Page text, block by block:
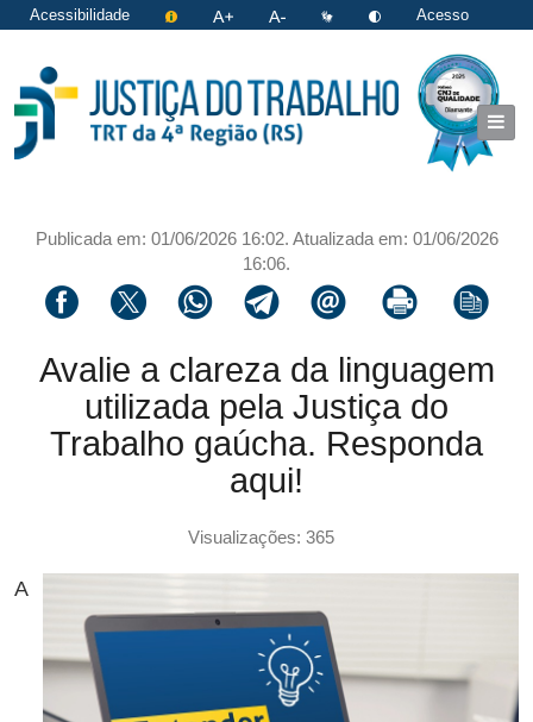
Acessibilidade
Acesso
Publicada em: 01/06/2026 16:02. Atualizada em: 01/06/2026
16:06.
Compartilhar via facebook
Compartilhar via twitter
Compartilhar via whatsapp
Compartilhar via telegram
Compartilhar via email
Imprimir a página
Copiar
Avalie a clareza da linguagem
utilizada pela Justiça do
Trabalho gaúcha. Responda
aqui!
Visualizações: 365
A